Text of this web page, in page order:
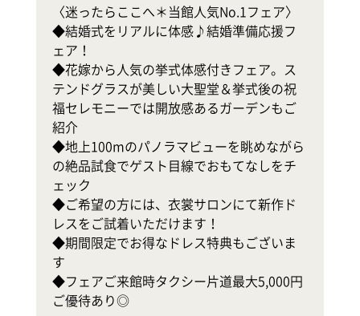
〈迷ったらここへ＊当館人気No.1フェア〉
◆結婚式をリアルに体感♪結婚準備応援フ
ェア！
◆花嫁から人気の挙式体感付きフェア。ス
テンドグラスが美しい大聖堂＆挙式後の祝
福セレモニーでは開放感あるガーデンもご
紹介
◆地上100mのパノラマビューを眺めながら
の絶品試食でゲスト目線でおもてなしをチ
ェック
◆ご希望の方には、衣裳サロンにて新作ド
レスをご試着いただけます！
◆期間限定でお得なドレス特典もございま
す
◆フェアご来館時タクシー片道最大5,000円
ご優待あり◎